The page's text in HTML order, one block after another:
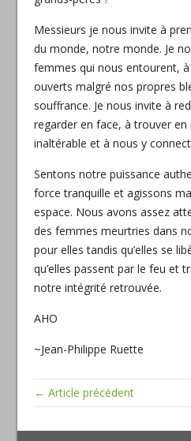
Messieurs je nous invite à
du monde, notre monde. Je
femmes qui nous entourent,
ouverts malgré nos propres
souffrance. Je nous invite à
regarder en face, à trouver
inaltérable et à nous y
Sentons notre puissance
force tranquille et agissons
espace. Nous avons assez
des femmes meurtries dans
pour elles tandis qu’elles se
qu’elles passent par le feu et
notre intégrité retrouvée.
AHO
~Jean-Philippe Ruette
← Article précédent